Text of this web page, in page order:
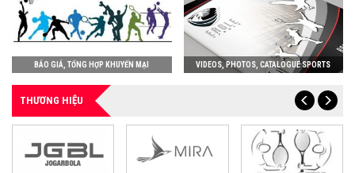
BÁO GIÁ, TỔNG HỢP KHUYẾN MẠI VIDEOS, PHOTOS, CATALOGUE SPORTS
THƯƠNG HIỆU